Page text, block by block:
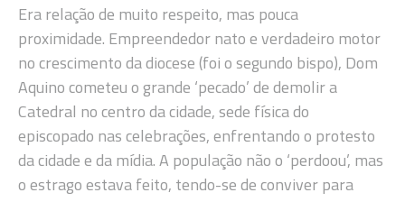
Era relação de muito respeito, mas pouca
proximidade. Empreendedor nato e verdadeiro motor
no crescimento da diocese (foi o segundo bispo), Dom
Aquino cometeu o grande ‘pecado’ de demolir a
Catedral no centro da cidade, sede física do
episcopado nas celebrações, enfrentando o protesto
da cidade e da mídia. A população não o ‘perdoou’, mas
o estrago estava feito, tendo-se de conviver para